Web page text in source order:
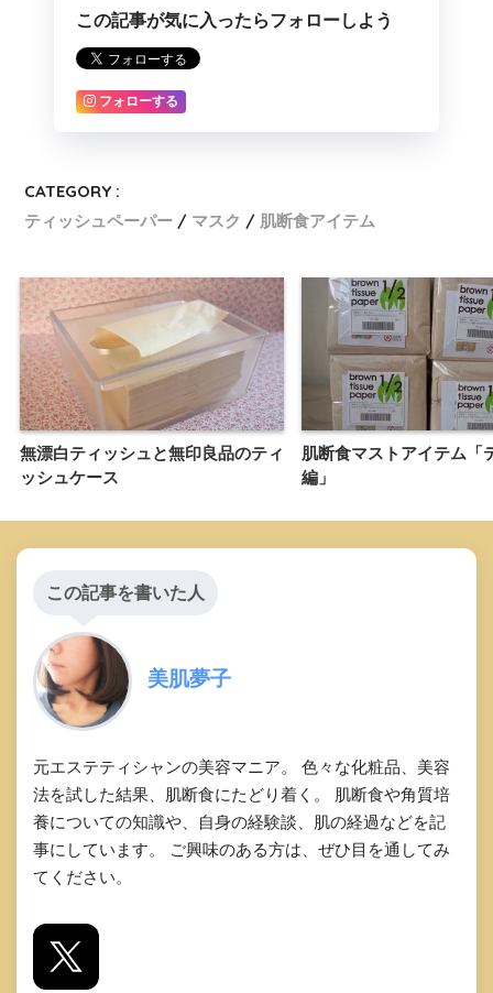
この記事が気に入ったらフォローしよう
フォローする
CATEGORY :
ティッシュペーパー
マスク 肌断食アイテム
無漂白ティッシュと無印良品のティ
ッシュケース
肌断食マストアイテム「
編」
この記事を書いた人
美肌夢子
元エステティシャンの美容マニア。 色々な化粧品、美容
法を試した結果、肌断食にたどり着く。 肌断食や角質培
養についての知識や、自身の経験談、肌の経過などを記
事にしています。 ご興味のある方は、ぜひ目を通してみ
てください。